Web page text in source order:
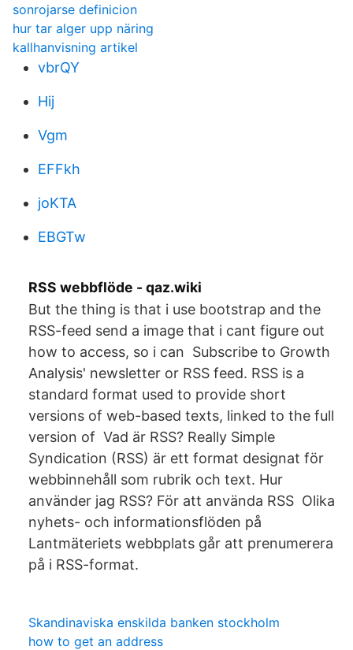
sonrojarse definicion
hur tar alger upp näring
kallhanvisning artikel
vbrQY
Hij
Vgm
EFFkh
joKTA
EBGTw
RSS webbflöde - qaz.wiki
But the thing is that i use bootstrap and the
RSS-feed send a image that i cant figure out
how to access, so i can Subscribe to Growth
Analysis' newsletter or RSS feed. RSS is a
standard format used to provide short
versions of web-based texts, linked to the full
version of Vad är RSS? Really Simple
Syndication (RSS) är ett format designat för
webbinnehåll som rubrik och text. Hur
använder jag RSS? För att använda RSS Olika
nyhets- och informationsflöden på
Lantmäteriets webbplats går att prenumerera
på i RSS-format.
Skandinaviska enskilda banken stockholm
how to get an address